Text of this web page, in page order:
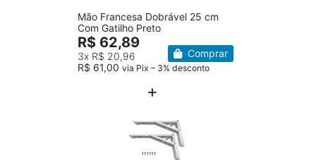
Mão Francesa Dobrável 25 cm
Com Gatilho Preto
R$ 62,89
3x R$ 20,96
R$ 61,00 via Pix – 3% desconto
Comprar